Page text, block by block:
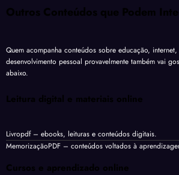
Outros Conteúdos que Podem
Quem acompanha conteúdos sobre educação,
desenvolvimento pessoal provavelmente também vai
abaixo.
Leitura digital e materiais online
Livropdf– ebooks, leituras e conteúdos digitais.
MemorizaçãoPDF – conteúdos voltados à
Cursos e aprendizado online